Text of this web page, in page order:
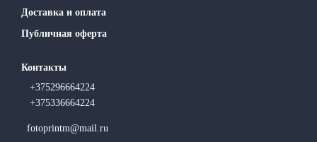
Доставка и оплата
Публичная оферта
Контакты
+375296664224
+375336664224
fotoprintm@mail.ru